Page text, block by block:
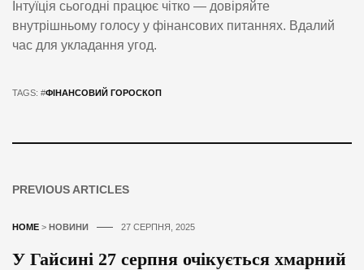
Інтуїція сьогодні працює чітко — довіряйте
внутрішньому голосу у фінансових питаннях. Вдалий
час для укладання угод.
TAGS: #ФІНАНСОВИЙ ГОРОСКОП
PREVIOUS ARTICLES
HOME > НОВИНИ 27 СЕРПНЯ, 2025
У Гайсині 27 серпня очікується хмарний